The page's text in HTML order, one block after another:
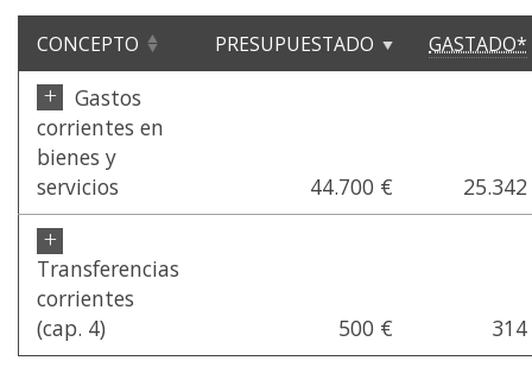
CONCEPTO PRESUPUESTADO GASTADO*
+
Gastos
corrientes en
bienes y
servicios
44.700 €
+
Transferencias
corrientes
(cap. 4)
500 €